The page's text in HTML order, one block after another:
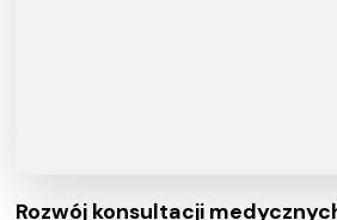
Rozwój konsultacji